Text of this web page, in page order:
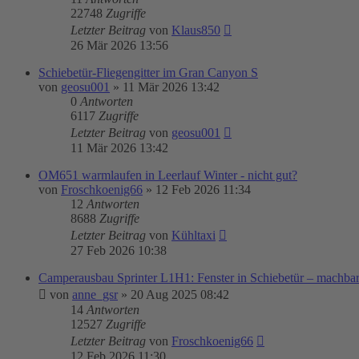
22748 Zugriffe
Letzter Beitrag von Klaus850
26 Mär 2026 13:56
Schiebetür-Fliegengitter im Gran Canyon S
von geosu001 » 11 Mär 2026 13:42
0 Antworten
6117 Zugriffe
Letzter Beitrag von geosu001
11 Mär 2026 13:42
OM651 warmlaufen in Leerlauf Winter - nicht gut?
von Froschkoenig66 » 12 Feb 2026 11:34
12 Antworten
8688 Zugriffe
Letzter Beitrag von Kühltaxi
27 Feb 2026 10:38
Camperausbau Sprinter L1H1: Fenster in Schiebetür –
von anne_gsr » 20 Aug 2025 08:42
14 Antworten
12527 Zugriffe
Letzter Beitrag von Froschkoenig66
12 Feb 2026 11:30